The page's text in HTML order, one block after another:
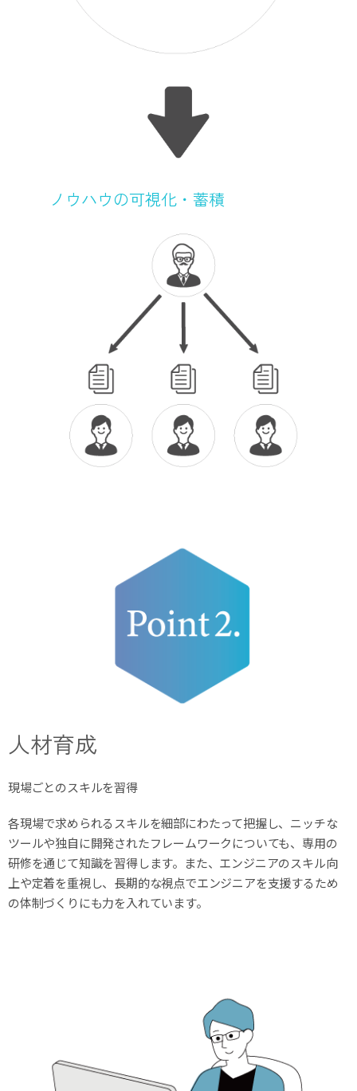
ノウハウの可視化・蓄積
人材育成
現場ごとのスキルを習得
各現場で求められるスキルを細部にわたって把握し、ニッチな
ツールや独自に開発されたフレームワークについても、専用の
研修を通じて知識を習得します。また、エンジニアのスキル向
上や定着を重視し、長期的な視点でエンジニアを支援するため
の体制づくりにも力を入れています。